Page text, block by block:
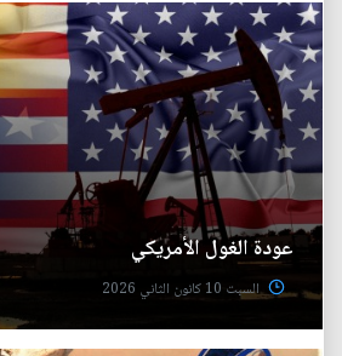
عودة الغول الأمريكي
السبت 10 كانون الثاني 2026